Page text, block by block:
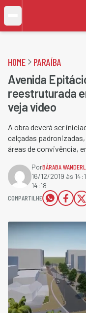
HOME PARAÍBA
Avenida
reestruturada
veja vídeo
A obra deverá ser
calçadas
áreas de convivência,
PorBÁRABA
16/12/2019 às
14:18
COMPARTILHE